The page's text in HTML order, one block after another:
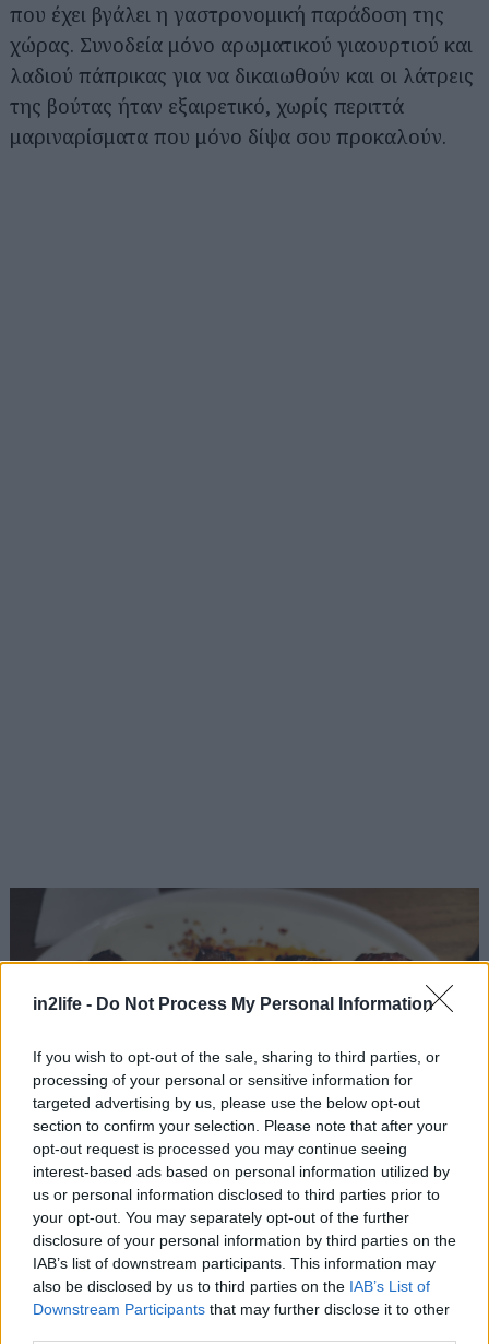
in2life - Do Not Process My Personal Information
If you wish to opt-out of the sale, sharing to third parties, or
processing of your personal or sensitive information for
targeted advertising by us, please use the below opt-out
section to confirm your selection. Please note that after your
opt-out request is processed you may continue seeing
interest-based ads based on personal information utilized by
us or personal information disclosed to third parties prior to
your opt-out. You may separately opt-out of the further
disclosure of your personal information by third parties on the
IAB’s list of downstream participants. This information may
also be disclosed by us to third parties on the IAB’s List of
Downstream Participants that may further disclose it to other
που έχει βγάλει η γαστρονομική παράδοση της
χώρας. Συνοδεία μόνο αρωματικού γιαουρτιού και
λαδιού πάπρικας για να δικαιωθούν και οι λάτρεις
της βούτας ήταν εξαιρετικό, χωρίς περιττά
μαριναρίσματα που μόνο δίψα σου προκαλούν.
Την επόμενη φορά θα ακούσουμε την παράκληση
του ευγενέστατου προσωπικού και θα τιμήσουμε